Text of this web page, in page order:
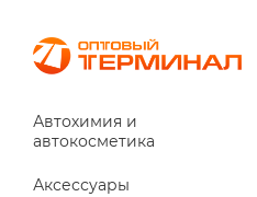
Автохимия и
автокосметика
Аксессуары